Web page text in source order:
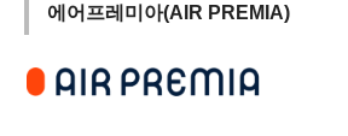
에어프레미아(AIR PREMIA)